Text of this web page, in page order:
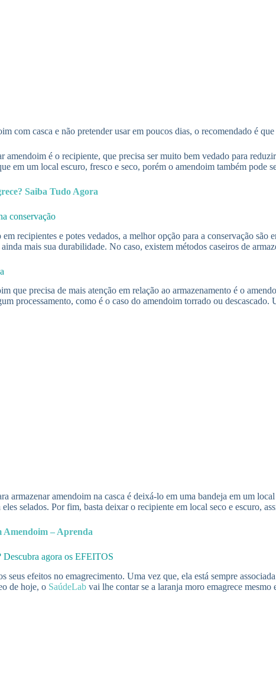
com casca e não pretender usar em poucos dias, o recomendado é
amendoim é o recipiente, que precisa ser muito bem vedado para
em um local escuro, fresco e seco, porém o amendoim também pode
Saiba Tudo Agora
conservação
recipientes e potes vedados, a melhor opção para a conservação
mais sua durabilidade. No caso, existem métodos caseiros de
que precisa de mais atenção em relação ao armazenamento é o
processamento, como é o caso do amendoim torrado ou
armazenar amendoim na casca é deixá-lo em uma bandeja em um
selados. Por fim, basta deixar o recipiente em local seco e escuro,
Amendoim – Aprenda
agora os EFEITOS
seus efeitos no emagrecimento. Uma vez que, ela está sempre
de hoje, o SaúdeLab vai lhe contar se a laranja moro emagrece